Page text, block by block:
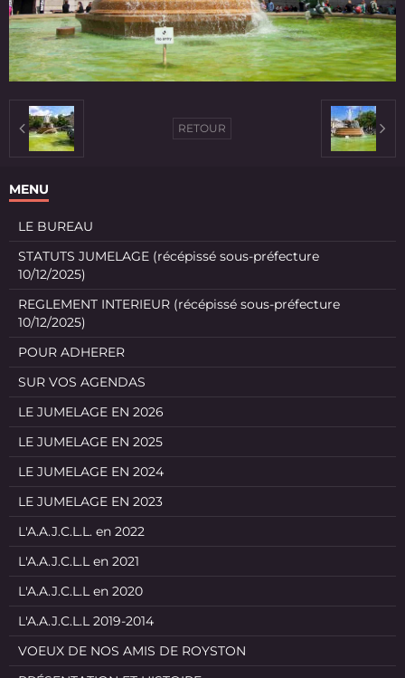
RETOUR
MENU
LE BUREAU
STATUTS JUMELAGE (récépissé sous-préfecture
10/12/2025)
REGLEMENT INTERIEUR (récépissé sous-préfecture
10/12/2025)
POUR ADHERER
SUR VOS AGENDAS
LE JUMELAGE EN 2026
LE JUMELAGE EN 2025
LE JUMELAGE EN 2024
LE JUMELAGE EN 2023
L'A.A.J.C.L.L. en 2022
L'A.A.J.C.L.L en 2021
L'A.A.J.C.L.L en 2020
L'A.A.J.C.L.L 2019-2014
VOEUX DE NOS AMIS DE ROYSTON